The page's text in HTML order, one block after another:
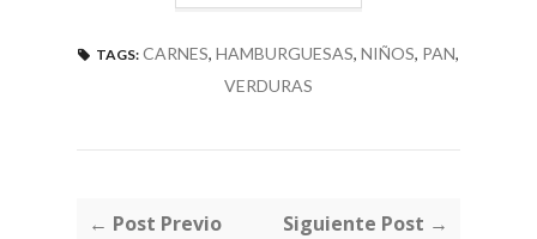
TAGS: CARNES, HAMBURGUESAS, NIÑOS, PAN,
VERDURAS
← Post Previo Siguiente Post →